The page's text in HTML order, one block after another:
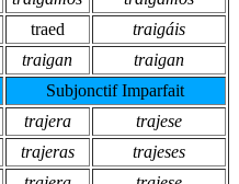
traed
traigáis
traigan
traigan
Subjonctif Imparfait
trajera
trajese
trajeras
trajeses